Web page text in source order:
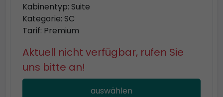
Kabinentyp: Suite
Kategorie: SC
Tarif: Premium
Aktuell nicht verfügbar, rufen Sie
uns bitte an!
auswählen